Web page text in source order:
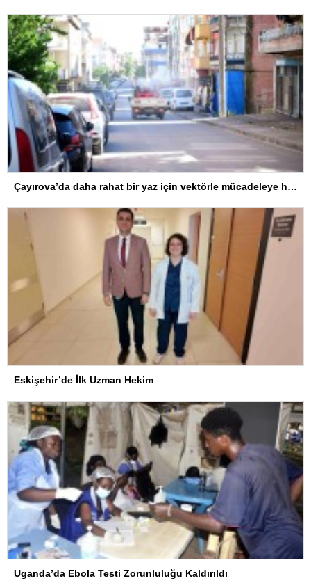
Çayırova’da daha rahat bir yaz için vektörle mücadeleye hız verildi
Eskişehir’de İlk Uzman Hekim
Uganda’da Ebola Testi Zorunluluğu Kaldırıldı